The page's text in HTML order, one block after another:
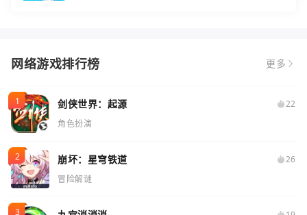
网络游戏排行榜 更多
剑侠世界：起源
22
角色扮演
崩坏：星穹铁道
26
冒险解谜